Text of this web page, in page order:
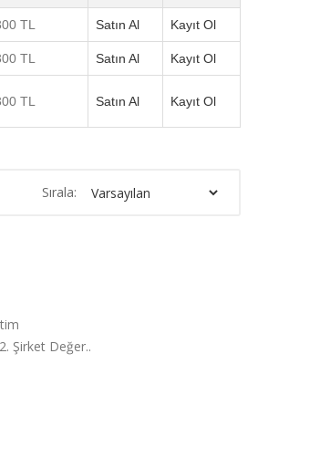
TL Satın Al Kayıt Ol
TL Satın Al Kayıt Ol
TL Satın Al Kayıt Ol
Sırala:
Şirket Değer..